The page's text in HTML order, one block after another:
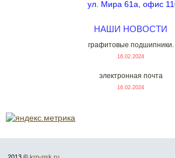
ул. Мира 61а, офис
НАШИ НОВОСТИ
графитовые подшипники.
16.02.2024
электронная почта
16.02.2024
2013 © krp-nsk.ru